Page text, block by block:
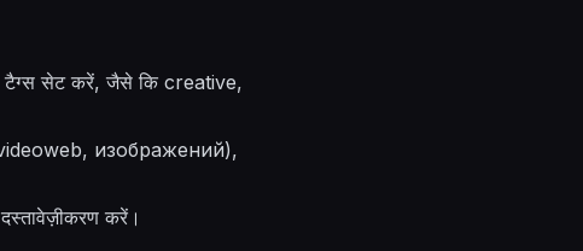
टैग्स सेट करें, जैसे कि creative,
(videoweb, изображений),
करें।